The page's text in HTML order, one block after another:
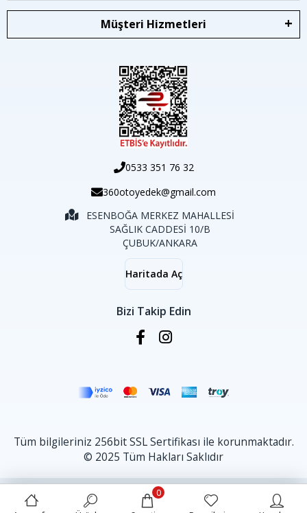
Müşteri Hizmetleri
0533 351 76 32
360otoyedek@gmail.com
ESENBOĞA MERKEZ MAHALLESİ
SAĞLIK CADDESİ 10/B
ÇUBUK/ANKARA
Haritada Aç
Bizi Takip Edin
Tüm bilgileriniz 256bit SSL Sertifikası ile korunmaktadır.
© 2025 Tüm Hakları Saklıdır
0